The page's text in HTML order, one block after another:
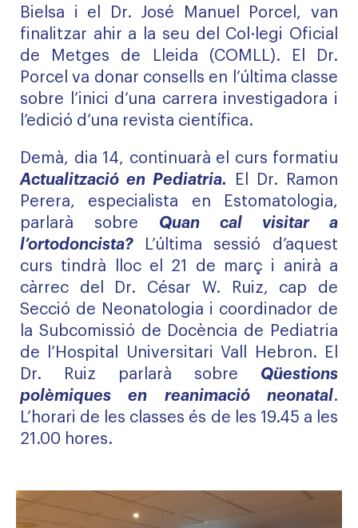
Bielsa i el Dr. José Manuel Porcel, van
finalitzar ahir a la seu del Col·legi Oficial
de Metges de Lleida (COMLL). El Dr.
Porcel va donar consells en l’última classe
sobre l’inici d’una carrera investigadora i
l’edició d’una revista científica.
Demà, dia 14, continuarà el curs formatiu
Actualització en Pediatria.
El Dr. Ramon
Perera, especialista en Estomatologia,
parlarà sobre Quan cal visitar a
l’ortodoncista?
L’última sessió d’aquest
curs tindrà lloc el 21 de març i anirà a
càrrec del Dr. César W. Ruiz, cap de
Secció de Neonatologia i coordinador de
la Subcomissió de Docència de Pediatria
de l’Hospital Universitari Vall Hebron. El
Dr. Ruiz parlarà sobre Qüestions
polèmiques en reanimació neonatal.
L’horari de les classes és de les 19.45 a les
21.00 hores.